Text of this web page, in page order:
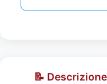
📝 Descrizione